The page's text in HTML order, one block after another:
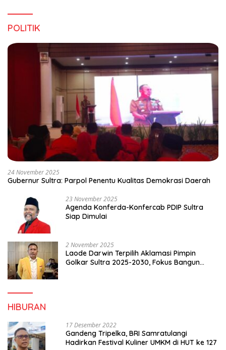
POLITIK
24 November 2025
Gubernur Sultra: Parpol Penentu Kualitas Demokrasi Daerah
23 November 2025
Agenda Konferda-Konfercab PDIP Sultra
Siap Dimulai
2 November 2025
Laode Darwin Terpilih Aklamasi Pimpin
Golkar Sultra 2025-2030, Fokus Bangun
HIBURAN
17 Desember 2022
Gandeng Tripelka, BRI Samratulangi
Hadirkan Festival Kuliner UMKM di HUT ke 127